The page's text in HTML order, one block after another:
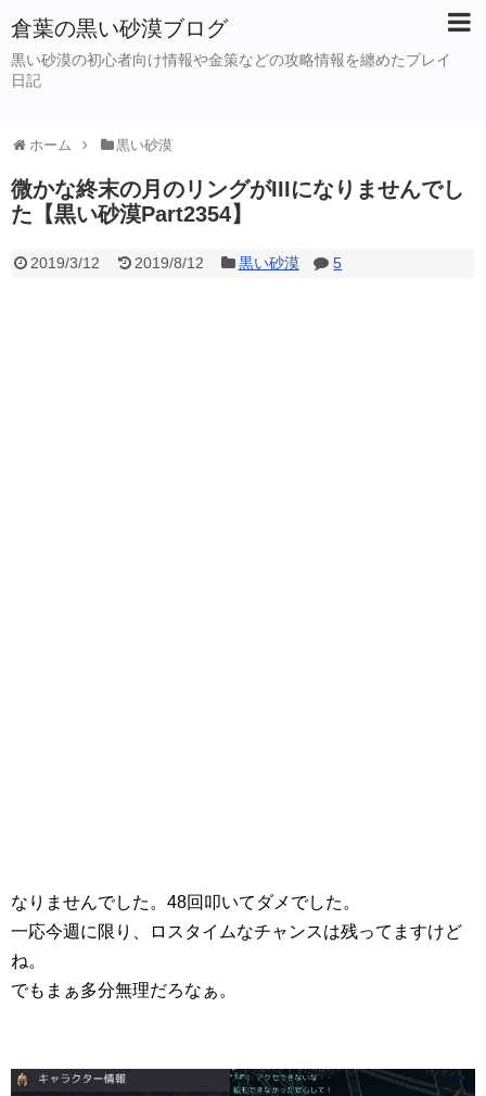
倉葉の黒い砂漠ブログ
黒い砂漠の初心者向け情報や金策などの攻略情報を纏めたプレイ
日記
ホーム 黒い砂漠
微かな終末の月のリングがIIIになりませんでし
た【黒い砂漠Part2354】
2019/3/12 2019/8/12 黒い砂漠 5
なりませんでした。48回叩いてダメでした。
一応今週に限り、ロスタイムなチャンスは残ってますけど
ね。
でもまぁ多分無理だろなぁ。